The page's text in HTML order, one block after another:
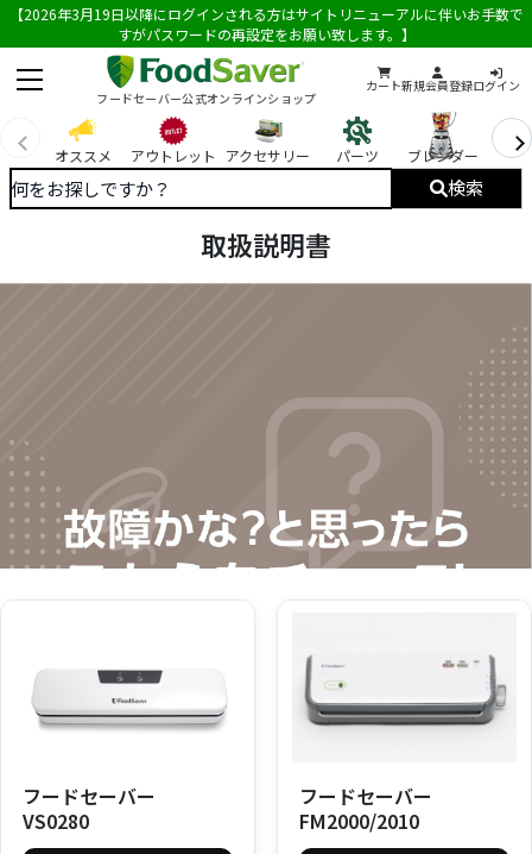
【2026年3月19日以降にログインされる方はサイトリニューアルに伴いお手数で
すがパスワードの再設定をお願い致します。】
フードセーバー公式オンラインショップ
カート新規会員登録ログイン
オススメ アウトレット アクセサリー パーツ ブレンダー
検索
取扱説明書
フードセーバー
VS0280
フードセーバー
FM2000/2010